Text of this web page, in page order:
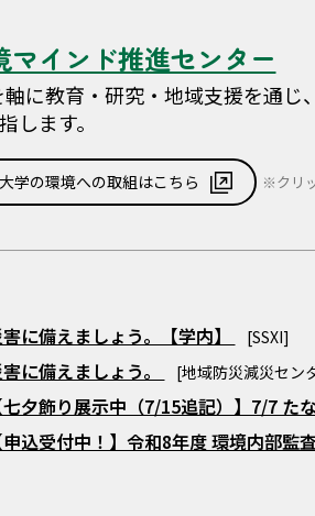
マインド推進センター
軸に教育・研究・地域支援を通じ
します。
学の環境への取組はこちら ※クリ
に備えましょう。【学内】 [SSXI]
に備えましょう。 [地域防災減災セン
七夕飾り展示中（7/15追記）】7/7 た
申込受付中！】令和8年度 環境内部